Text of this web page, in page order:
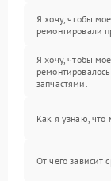
Я хочу, чтобы
ремонтировали
Я хочу, чтобы
запчастями.
Как я узнаю, что
От чего зависит